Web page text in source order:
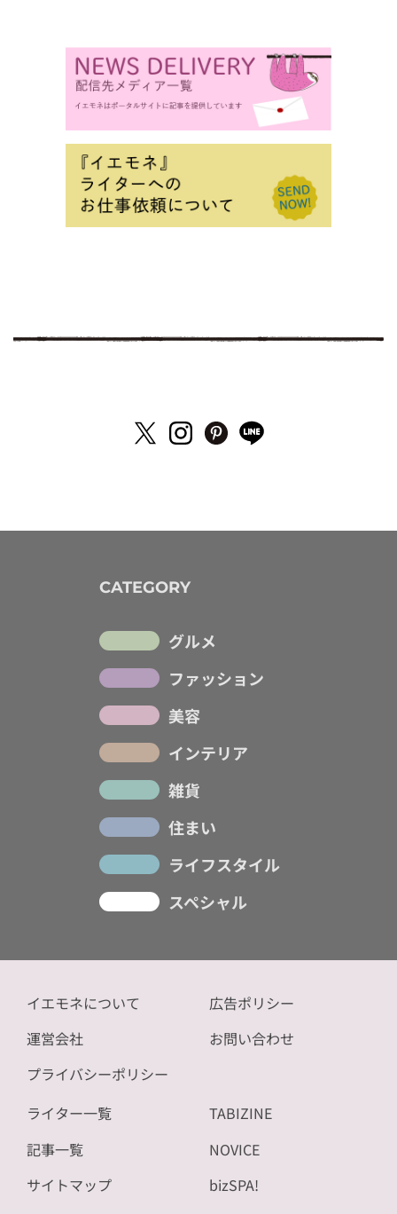
CATEGORY
グルメ
ファッション
美容
インテリア
雑貨
住まい
ライフスタイル
スペシャル
イエモネについて
運営会社
プライバシーポリシー
広告ポリシー
お問い合わせ
ライター一覧
記事一覧
サイトマップ
TABIZINE
NOVICE
bizSPA!